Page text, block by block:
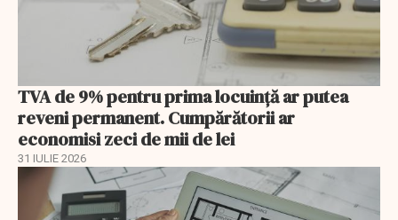
TVA de 9% pentru prima locuință ar putea
reveni permanent. Cumpărătorii ar
economisi zeci de mii de lei
31 IULIE 2026